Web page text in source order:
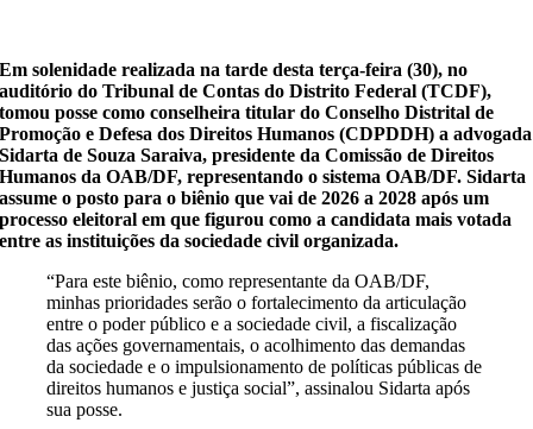
Em solenidade realizada na tarde desta terça-feira (30), no
auditório do Tribunal de Contas do Distrito Federal (TCDF),
tomou posse como conselheira titular do Conselho Distrital de
Promoção e Defesa dos Direitos Humanos (CDPDDH) a advogada
Sidarta de Souza Saraiva, presidente da Comissão de Direitos
Humanos da OAB/DF, representando o sistema OAB/DF. Sidarta
assume o posto para o biênio que vai de 2026 a 2028 após um
processo eleitoral em que figurou como a candidata mais votada
entre as instituições da sociedade civil organizada.
“Para este biênio, como representante da OAB/DF,
minhas prioridades serão o fortalecimento da articulação
entre o poder público e a sociedade civil, a fiscalização
das ações governamentais, o acolhimento das demandas
da sociedade e o impulsionamento de políticas públicas de
direitos humanos e justiça social”, assinalou Sidarta após
sua posse.